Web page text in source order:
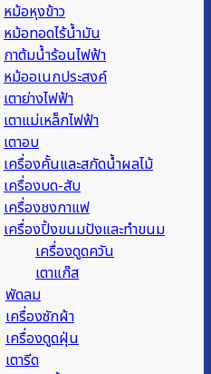
หม้อหุงข้าว
หม้อทอดไร้น้ำมัน
กาต้มน้ำร้อนไฟฟ้า
หม้ออเนกประสงค์
เตาย่างไฟฟ้า
เตาแม่เหล็กไฟฟ้า
เตาอบ
เครื่องคั้นและสกัดน้ำผลไม้
เครื่องบด-สับ
เครื่องชงกาแฟ
เครื่องปิ้งขนมปังและทำขนม
เครื่องดูดควัน
เตาแก๊ส
พัดลม
เครื่องซักผ้า
เครื่องดูดฝุ่น
เตารีด